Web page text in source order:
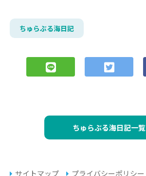
ちゅらぶる海日記
ちゅらぶる海日記一覧
サイトマップ
プライバシーポリシー